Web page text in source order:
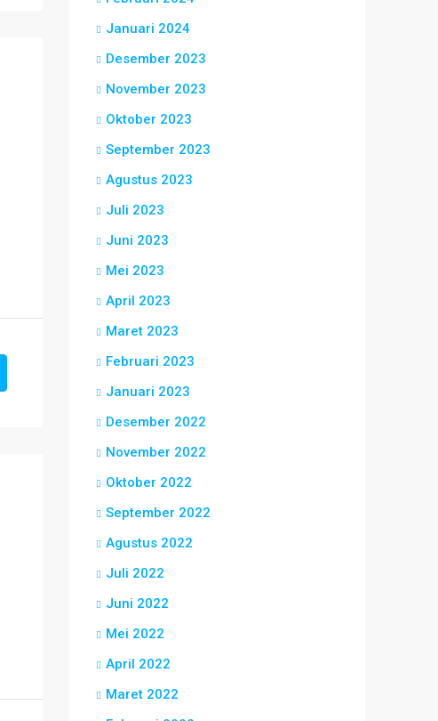
Januari 2024
Desember 2023
November 2023
Oktober 2023
September 2023
Agustus 2023
Juli 2023
Juni 2023
Mei 2023
April 2023
Maret 2023
Februari 2023
Januari 2023
Desember 2022
November 2022
Oktober 2022
September 2022
Agustus 2022
Juli 2022
Juni 2022
Mei 2022
April 2022
Maret 2022